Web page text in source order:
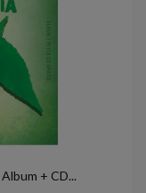
+ CD...